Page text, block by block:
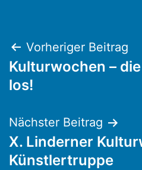
Vorheriger Beitrag
Kulturwochen –
los!
Nächster Beitrag
X. Linderner
Künstlertruppe